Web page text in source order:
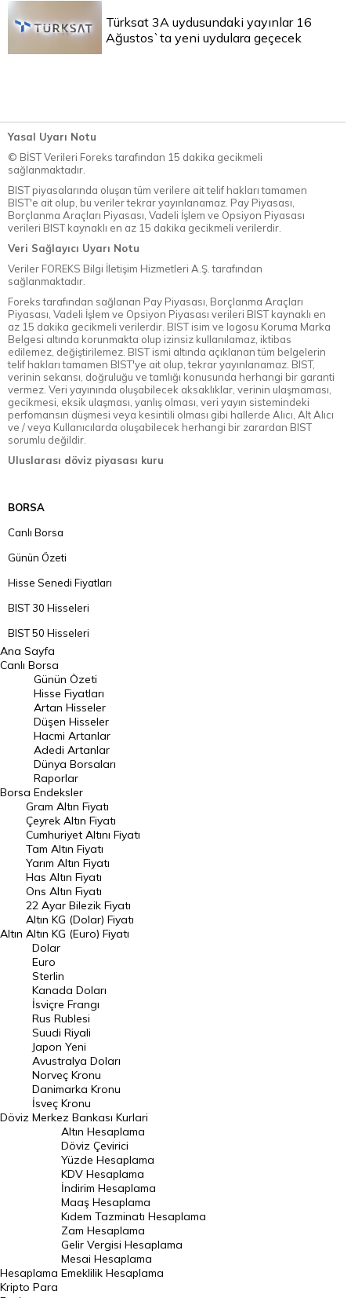
Türksat 3A uydusundaki yayınlar 16
Ağustos`ta yeni uydulara geçecek
Yasal Uyarı Notu
© BİST Verileri Foreks tarafından 15 dakika gecikmeli
sağlanmaktadır.
BIST piyasalarında oluşan tüm verilere ait telif hakları tamamen
BIST'e ait olup, bu veriler tekrar yayınlanamaz. Pay Piyasası,
Borçlanma Araçları Piyasası, Vadeli İşlem ve Opsiyon Piyasası
verileri BIST kaynaklı en az 15 dakika gecikmeli verilerdir.
Veri Sağlayıcı Uyarı Notu
Veriler FOREKS Bilgi İletişim Hizmetleri A.Ş. tarafından
sağlanmaktadır.
Foreks tarafından sağlanan Pay Piyasası, Borçlanma Araçları
Piyasası, Vadeli İşlem ve Opsiyon Piyasası verileri BIST kaynaklı en
az 15 dakika gecikmeli verilerdir. BIST isim ve logosu Koruma Marka
Belgesi altında korunmakta olup izinsiz kullanılamaz, iktibas
edilemez, değiştirilemez. BIST ismi altında açıklanan tüm belgelerin
telif hakları tamamen BIST'ye ait olup, tekrar yayınlanamaz. BIST,
verinin sekansı, doğruluğu ve tamlığı konusunda herhangi bir garanti
vermez. Veri yayınında oluşabilecek aksaklıklar, verinin ulaşmaması,
gecikmesi, eksik ulaşması, yanlış olması, veri yayın sistemindeki
perfomansın düşmesi veya kesintili olması gibi hallerde Alıcı, Alt Alıcı
ve / veya Kullanıcılarda oluşabilecek herhangi bir zarardan BIST
sorumlu değildir.
Uluslarası döviz piyasası kuru
BORSA
Canlı Borsa
Günün Özeti
Hisse Senedi Fiyatları
BIST 30 Hisseleri
BIST 50 Hisseleri
BIST 100 Hisseleri
En Çok Artan Hisseler
En Çok Düşen Hisseler
Hacmi Artanlar
Geçmiş Kapanışlar
Dünya Borsaları
Raporlar
Endeksler
DÖVİZ
Döviz Kuru
Dolar Kuru
Euro Kuru
Pound Kuru
Frank Kuru
Riyal Kuru
Avustralya Doları
Danimarka Kronu Kuru
Kanada Doları Kuru
Norveç Kronu Kuru
İsveç Kronu Kuru
Japon Yeni Kuru
Serbest Piyasa Döviz Kurları
Merkez Bankası Döviz Kurları
Altın Fiyatları
Ana Sayfa
Canlı Borsa
Borsa
Günün Özeti
Hisse Fiyatları
Artan Hisseler
Düşen Hisseler
Hacmi Artanlar
Adedi Artanlar
Dünya Borsaları
Raporlar
Endeksler
Altın
Gram Altın Fiyatı
Çeyrek Altın Fiyatı
Cumhuriyet Altını Fiyatı
Tam Altın Fiyatı
Yarım Altın Fiyatı
Has Altın Fiyatı
Ons Altın Fiyatı
22 Ayar Bilezik Fiyatı
Altın KG (Dolar) Fiyatı
Altın KG (Euro) Fiyatı
Döviz
Dolar
Euro
Sterlin
Kanada Doları
İsviçre Frangı
Rus Rublesi
Suudi Riyali
Japon Yeni
Avustralya Doları
Norveç Kronu
Danimarka Kronu
İsveç Kronu
Merkez Bankası Kurlari
Hesaplama
Altın Hesaplama
Döviz Çevirici
Yüzde Hesaplama
KDV Hesaplama
İndirim Hesaplama
Maaş Hesaplama
Kıdem Tazminatı Hesaplama
Zam Hesaplama
Gelir Vergisi Hesaplama
Mesai Hesaplama
Emeklilik Hesaplama
Kripto Para